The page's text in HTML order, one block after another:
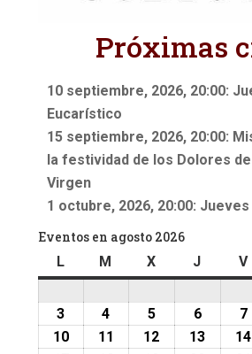
Próximas
10 septiembre, 2026, 20:00:
Eucarístico
15 septiembre, 2026, 20:00:
la festividad de los Dolores
Virgen
1 octubre, 2026, 20:00:
Eventos en agosto 2026
LlunesM martes
Xmiércoles
J jueves
V
3
agosto,
4
agosto,
55
agosto,
66
agosto,
77
1010
11 12 13 14